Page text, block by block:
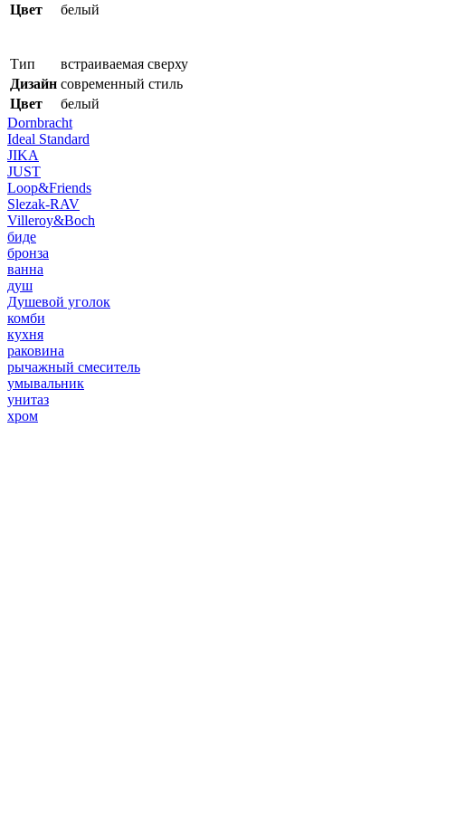
Цвет
белый
Тип
встраиваемая сверху
Дизайн современный стиль
Цвет
белый
Dornbracht
Ideal Standard
JIKA
JUST
Loop&Friends
Slezak-RAV
Villeroy&Boch
биде
бронза
ванна
душ
Душевой уголок
комби
кухня
раковина
рычажный смеситель
умывальник
унитаз
хром